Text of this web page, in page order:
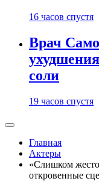
16 часов спустя
Врач
соли
19 часов спустя
Главная
Актеры
«Слишком
откровенные